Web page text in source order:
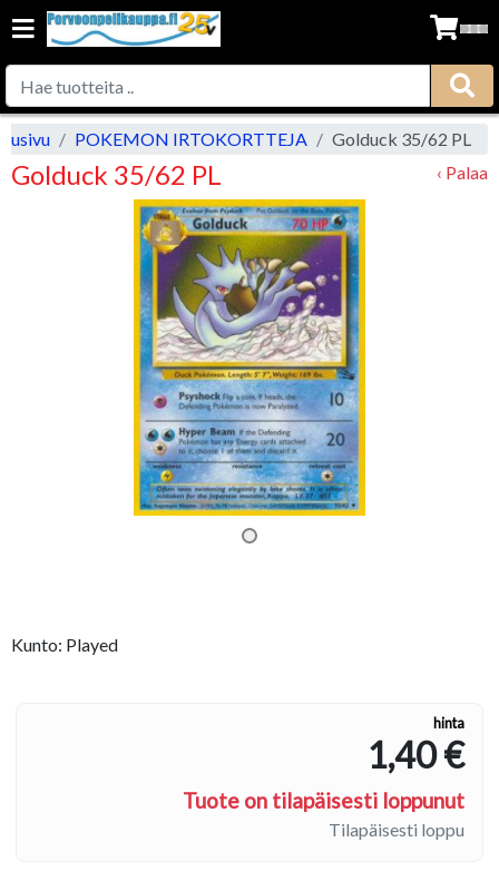
POKEMON IRTOKORTTEJA Golduck 35/62 PL
Golduck 35/62 PL ‹ Palaa
Kunto: Played
hinta
1,40 €
Tuote on tilapäisesti loppunut
Tilapäisesti loppu